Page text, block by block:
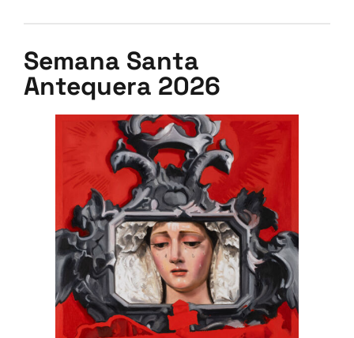
Semana Santa
Antequera 2026